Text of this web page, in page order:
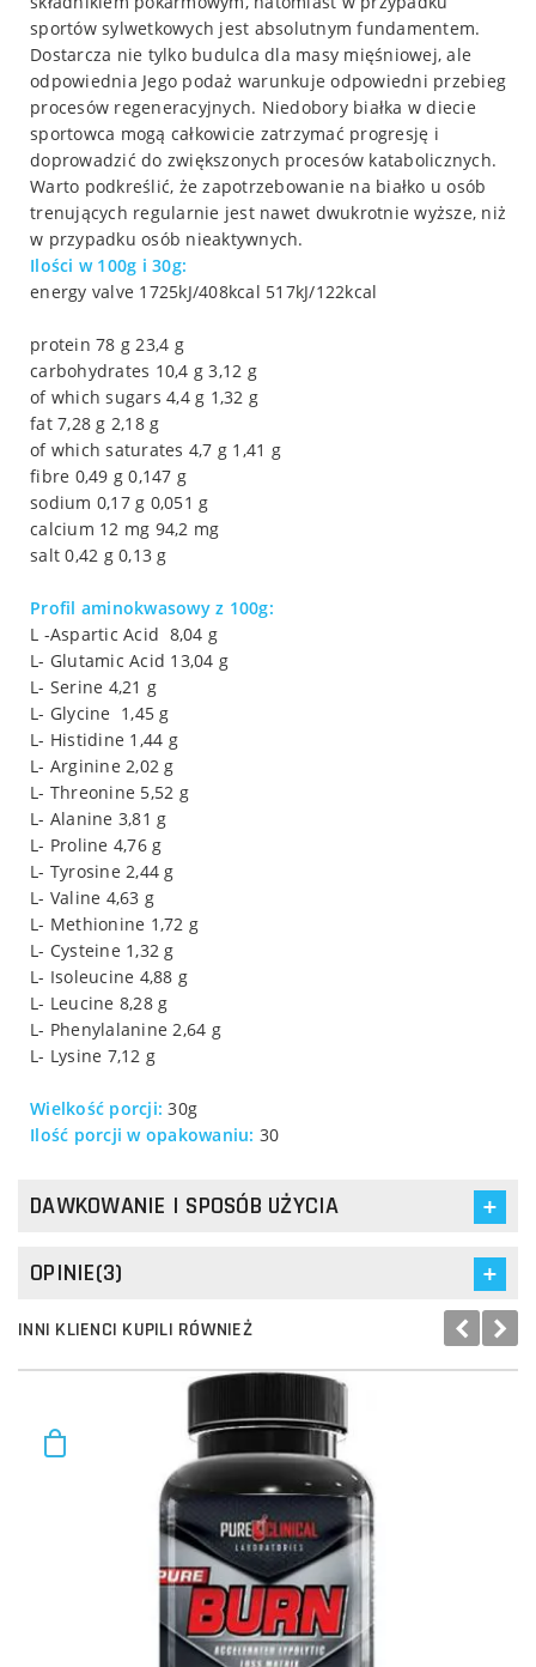
sportów sylwetkowych jest absolutnym fundamentem.
Dostarcza nie tylko budulca dla masy mięśniowej, ale
odpowiednia Jego podaż warunkuje odpowiedni przebieg
procesów regeneracyjnych. Niedobory białka w diecie
sportowca mogą całkowicie zatrzymać progresję i
doprowadzić do zwiększonych procesów katabolicznych.
Warto podkreślić, że zapotrzebowanie na białko u osób
trenujących regularnie jest nawet dwukrotnie wyższe, niż
w przypadku osób nieaktywnych.
Ilości w 100g i 30g:
energy valve 1725kJ/408kcal 517kJ/122kcal
protein 78 g 23,4 g
carbohydrates 10,4 g 3,12 g
of which sugars 4,4 g 1,32 g
fat 7,28 g 2,18 g
of which saturates 4,7 g 1,41 g
fibre 0,49 g 0,147 g
sodium 0,17 g 0,051 g
calcium 12 mg 94,2 mg
salt 0,42 g 0,13 g
Profil aminokwasowy z 100g:
L -Aspartic Acid 8,04 g
L- Glutamic Acid 13,04 g
L- Serine 4,21 g
L- Glycine 1,45 g
L- Histidine 1,44 g
L- Arginine 2,02 g
L- Threonine 5,52 g
L- Alanine 3,81 g
L- Proline 4,76 g
L- Tyrosine 2,44 g
L- Valine 4,63 g
L- Methionine 1,72 g
L- Cysteine 1,32 g
L- Isoleucine 4,88 g
L- Leucine 8,28 g
L- Phenylalanine 2,64 g
L- Lysine 7,12 g
Wielkość porcji: 30g
Ilość porcji w opakowaniu: 30
DAWKOWANIE I SPOSÓB UŻYCIA
OPINIE(3)
INNI KLIENCI KUPILI RÓWNIEŻ